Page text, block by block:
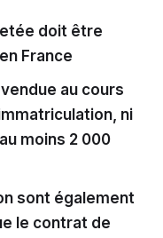
doit être
France
au cours
ni
moins 2 000
sont également
le contrat de